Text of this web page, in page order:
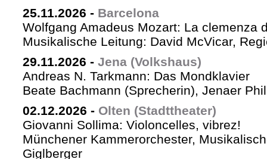
25.11.2026 - Barcelona
Wolfgang Amadeus Mozart: La clemenza
Musikalische Leitung: David McVicar,
29.11.2026 - Jena (Volkshaus)
Andreas N. Tarkmann: Das Mondklavier
Beate Bachmann (Sprecherin), Jenaer
02.12.2026 - Olten (Stadttheater)
Giovanni Sollima: Violoncelles, vibrez!
Münchener Kammerorchester,
Giglberger